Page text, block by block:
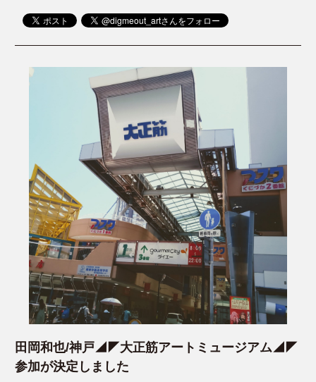
田岡和也/神戸◢◤大正筋アートミュージアム◢◤
参加が決定しました